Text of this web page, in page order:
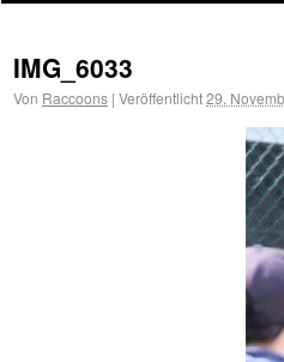
IMG_6033
Von Raccoons | Veröffentlicht29.